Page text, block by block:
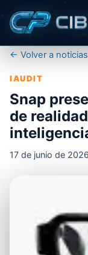
← Volver a noticias
IAUDIT
Snap
de
17 de junio de 2026